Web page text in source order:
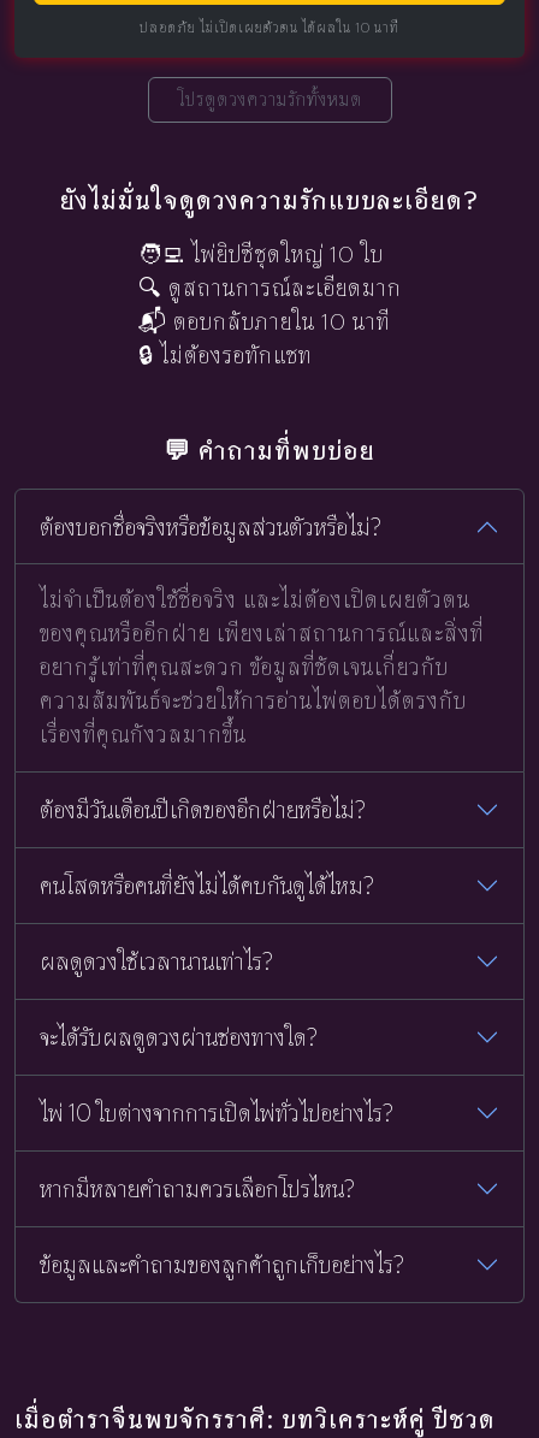
ปลอดภัย ไม่เปิดเผยตัวตน ได้ผลใน 10 นาที
โปรดูดวงความรักทั้งหมด
ยังไม่มั่นใจดูดวงความรักแบบละเอียด?
🧑‍💻 ไพ่ยิปซีชุดใหญ่ 10 ใบ
🔍 ดูสถานการณ์ละเอียดมาก
📬 ตอบกลับภายใน 10 นาที
🔒 ไม่ต้องรอทักแชท
💬 คำถามที่พบบ่อย
ต้องบอกชื่อจริงหรือข้อมูลส่วนตัวหรือไม่?
ไม่จำเป็นต้องใช้ชื่อจริง และไม่ต้องเปิดเผยตัวตน
ของคุณหรืออีกฝ่าย เพียงเล่าสถานการณ์และสิ่งที่
อยากรู้เท่าที่คุณสะดวก ข้อมูลที่ชัดเจนเกี่ยวกับ
ความสัมพันธ์จะช่วยให้การอ่านไพ่ตอบได้ตรงกับ
เรื่องที่คุณกังวลมากขึ้น
ต้องมีวันเดือนปีเกิดของอีกฝ่ายหรือไม่?
คนโสดหรือคนที่ยังไม่ได้คบกันดูได้ไหม?
ผลดูดวงใช้เวลานานเท่าไร?
จะได้รับผลดูดวงผ่านช่องทางใด?
ไพ่ 10 ใบต่างจากการเปิดไพ่ทั่วไปอย่างไร?
หากมีหลายคำถามควรเลือกโปรไหน?
ข้อมูลและคำถามของลูกค้าถูกเก็บอย่างไร?
เมื่อตำราจีนพบจักรราศี: บทวิเคราะห์คู่ ปีชวด